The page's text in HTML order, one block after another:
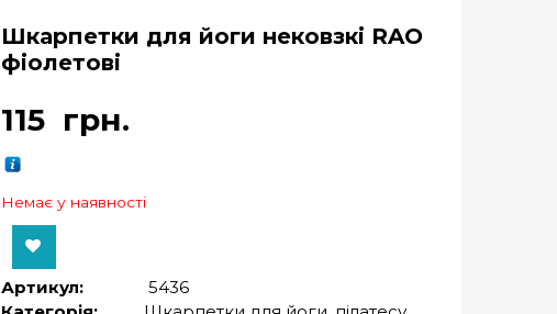
Шкарпетки для йоги нековзкі RAO
фіолетові
115 грн.
Немає у наявності
Артикул:
5436